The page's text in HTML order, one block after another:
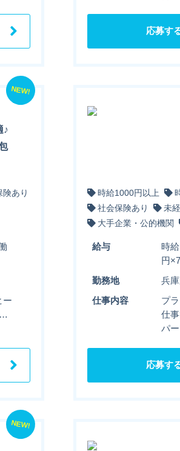
応募す
NEW!
♪
険あり
…
時給1000円以上
社会保険あり
未
大手企業・公的機関
給与
時
円
勤務地 兵
仕事内容
プ
仕
パ
応募す
NEW!